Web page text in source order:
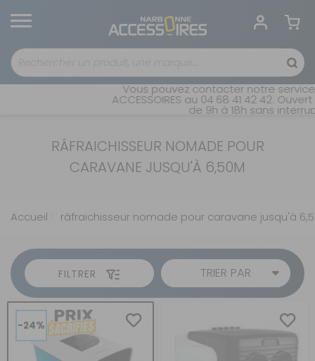
Vous pouvez contacter notre service
ACCESSOIRES au 04 68 41 42 42.
de 9h à 18h sans
RÂFRAICHISSEUR NOMADE POUR
CARAVANE JUSQU'À 6,50M
Accueil râfraichisseur nomade pour caravane jusqu'à
FILTRER TRIER PAR
-24%